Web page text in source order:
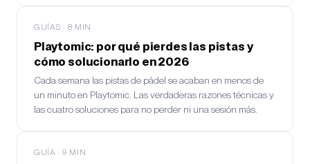
GUÍAS · 8 MIN
Playtomic: por qué pierdes las pistas y
cómo solucionarlo en 2026
Cada semana las pistas de pádel se acaban en menos de
un minuto en Playtomic. Las verdaderas razones técnicas y
las cuatro soluciones para no perder ni una sesión más.
GUÍA ·9 MIN